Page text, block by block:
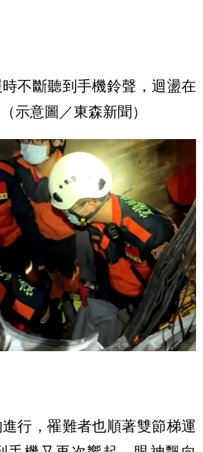
不斷聽到手機鈴聲，迴盪在
示意圖／東森新聞）
行，罹難者也順著雙節梯運